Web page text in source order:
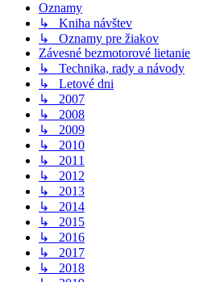
Oznamy
↳ Kniha návštev
↳ Oznamy pre žiakov
Závesné bezmotorové lietanie
↳ Technika, rady a návody
↳ Letové dni
↳ 2007
↳ 2008
↳ 2009
↳ 2010
↳ 2011
↳ 2012
↳ 2013
↳ 2014
↳ 2015
↳ 2016
↳ 2017
↳ 2018